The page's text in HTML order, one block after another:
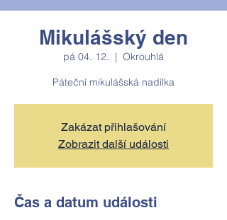
Mikulášský den
pá 04. 12.
  |
Okrouhlá
Páteční mikulášská nadílka
Zakázat přihlašování
Zobrazit další události
Čas a datum události